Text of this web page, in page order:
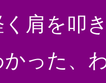
肩を叩
かった、